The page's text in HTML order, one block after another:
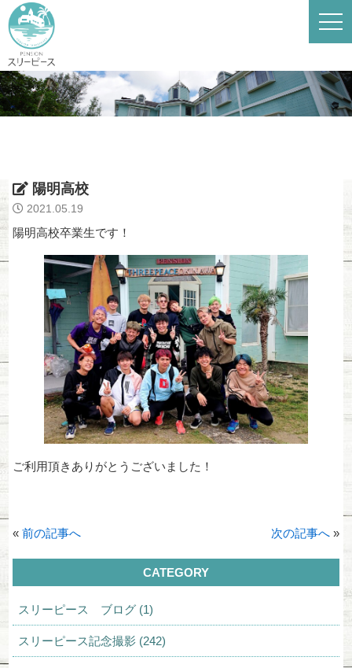
陽明高校
2021.05.19
陽明高校卒業生です！
ご利用頂きありがとうございました！
«前の記事へ 次の記事へ»
CATEGORY
スリーピース ブログ (1)
スリーピース記念撮影 (242)